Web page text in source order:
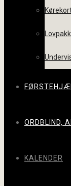
ORDBLIND,
KALENDER